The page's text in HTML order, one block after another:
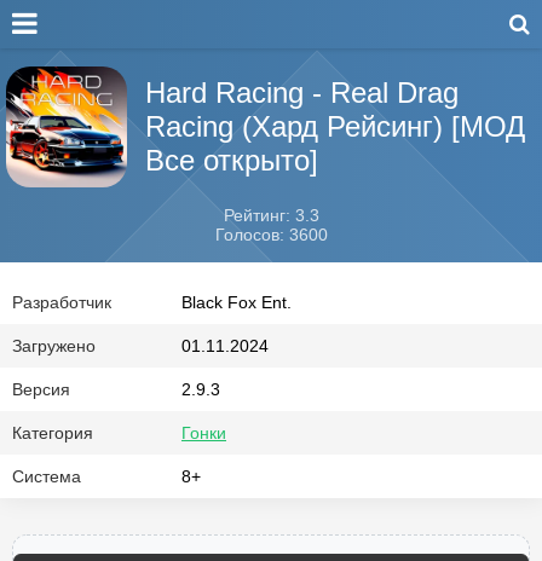
Hard Racing - Real Drag
Racing (Хард Рейсинг) [МОД
Все открыто]
Рейтинг: 3.3
Голосов: 3600
Разработчик Black Fox Ent.
Загружено 01.11.2024
Версия 2.9.3
Категория Гонки
Система 8+